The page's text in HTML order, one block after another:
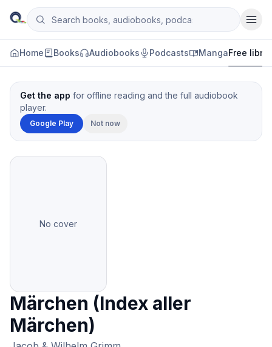
Skip to content
Qityol
Search books, audiobooks, podcasts and manga
Home Books Audiobooks Podcasts MangaFree
Get the app for offline reading and the full audiobook
player.
Google Play Not now
No cover
Märchen (Index aller
Märchen)